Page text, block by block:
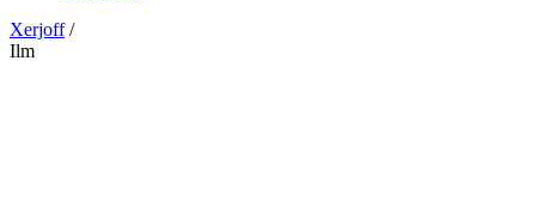
Xerjoff /
Ilm